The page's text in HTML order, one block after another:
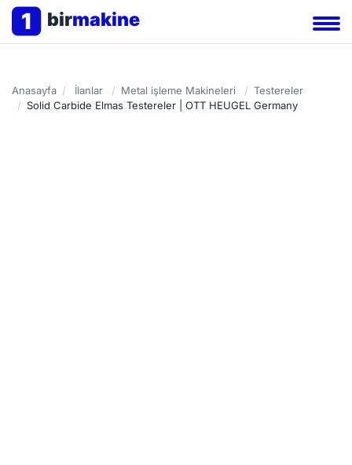
1 birmakine
Anasayfa / İlanlar / Metal işleme Makineleri / Testereler
/ Solid Carbide Elmas Testereler | OTT HEUGEL Germany